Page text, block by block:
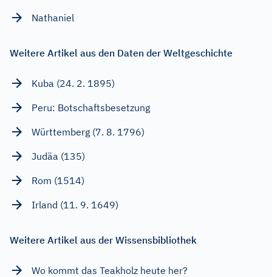
Nathaniel
Weitere Artikel aus den Daten der Weltgeschichte
Kuba (24. 2. 1895)
Peru: Botschaftsbesetzung
Württemberg (7. 8. 1796)
Judäa (135)
Rom (1514)
Irland (11. 9. 1649)
Weitere Artikel aus der Wissensbibliothek
Wo kommt das Teakholz heute her?